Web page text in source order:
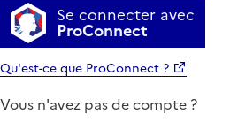
Se connecter avec
ProConnect
Qu'est-ce que ProConnect ?
Vous n'avez pas de compte ?